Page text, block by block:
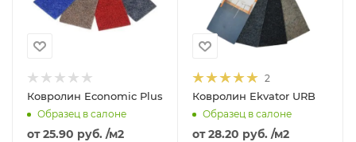
Ковролин Economic Plus
Образец в салоне
от25.90 руб. /м2
2
Ковролин Ekvator URB
Образец в салоне
от28.20 руб. /м2